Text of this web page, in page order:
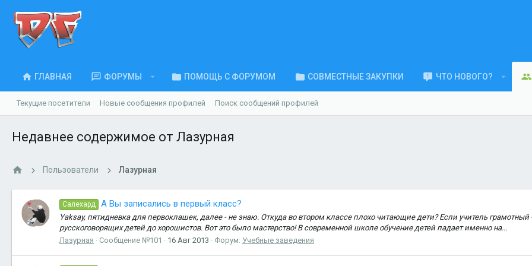
ГЛАВНАЯ ФОРУМЫ ПОМОЩЬ С ФОРУМОМ СОВМЕСТНЫЕ ЗАКУПКИ ЧТО НОВОГО?
Текущие посетители Новые сообщения профилей Поиск сообщений профилей
Недавнее содержимое от Лазурная
Пользователи Лазурная
Салехард А Вы записались в первый класс?
Yaksay, пятидневка для первоклашек, далее - не знаю. Откуда во втором классе плохо читающие дети? Если учитель грамотный
русскоговорящих детей до хорошистов. Вот это было мастерство! В современной школе обучение детей падает именно на...
Лазурная
Сообщение №101 16 Авг 2013 Форум: Учебные заведения